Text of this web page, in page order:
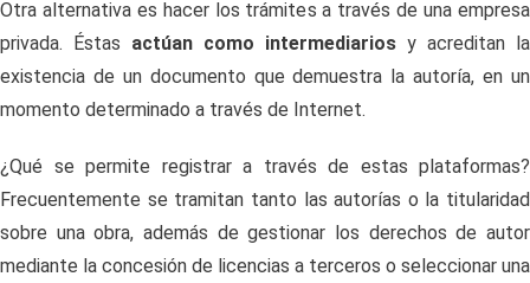
Otra alternativa es hacer los trámites a través de una empresa
privada. Éstas actúan como intermediarios y acreditan la
existencia de un documento que demuestra la autoría, en un
momento determinado a través de Internet.
¿Qué se permite registrar a través de estas plataformas?
Frecuentemente se tramitan tanto las autorías o la titularidad
sobre una obra, además de gestionar los derechos de autor
mediante la concesión de licencias a terceros o seleccionar una